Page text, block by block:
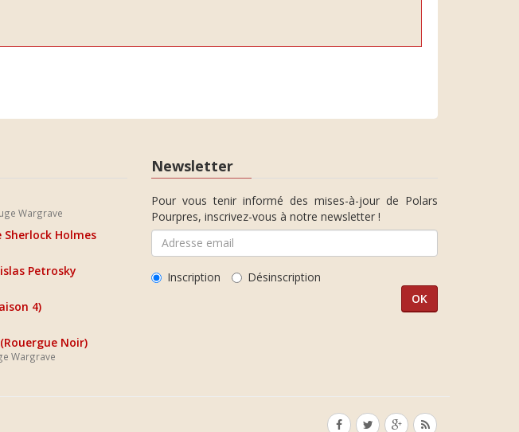
Wargrave
Holmes
Petrosky
4)
Noir)
Wargrave
Newsletter
Pour vous tenir informé des mises-à-jour de Polars
Pourpres, inscrivez-vous à notre newsletter !
Inscription Désinscription